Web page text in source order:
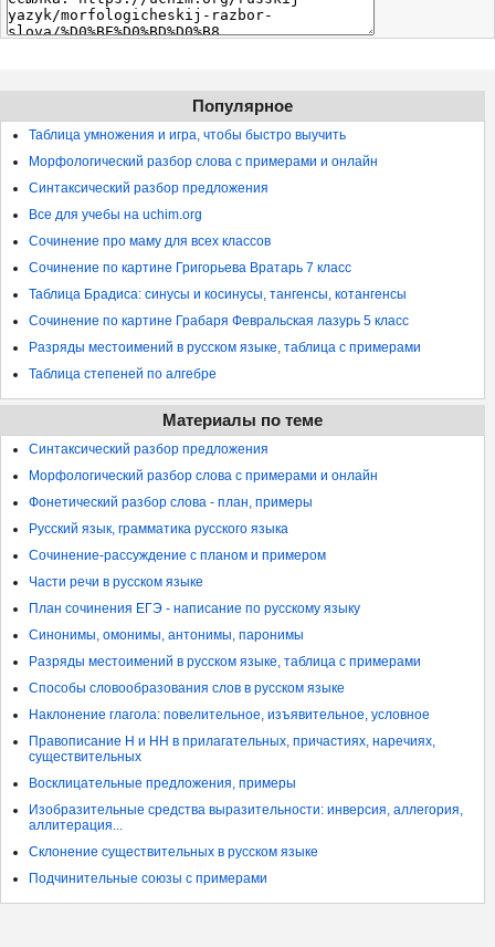
Популярное
Таблица умножения и игра, чтобы быстро выучить
Морфологический разбор слова с примерами и онлайн
Синтаксический разбор предложения
Все для учебы на uchim.org
Сочинение про маму для всех классов
Сочинение по картине Григорьева Вратарь 7 класс
Таблица Брадиса: синусы и косинусы, тангенсы, котангенсы
Сочинение по картине Грабаря Февральская лазурь 5 класс
Разряды местоимений в русском языке, таблица с примерами
Таблица степеней по алгебре
Материалы по теме
Синтаксический разбор предложения
Морфологический разбор слова с примерами и онлайн
Фонетический разбор слова - план, примеры
Русский язык, грамматика русского языка
Сочинение-рассуждение с планом и примером
Части речи в русском языке
План сочинения ЕГЭ - написание по русскому языку
Синонимы, омонимы, антонимы, паронимы
Разряды местоимений в русском языке, таблица с примерами
Способы словообразования слов в русском языке
Наклонение глагола: повелительное, изъявительное, условное
Правописание Н и НН в прилагательных, причастиях, наречиях,
существительных
Восклицательные предложения, примеры
Изобразительные средства выразительности: инверсия, аллегория,
аллитерация...
Склонение существительных в русском языке
Подчинительные союзы с примерами